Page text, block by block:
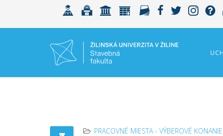
PRACOVNÉ MIESTA - VÝBEROVÉ KONANIE